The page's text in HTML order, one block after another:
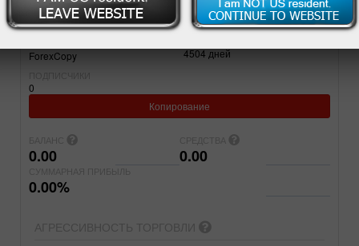
СЧЕТ
8225375 del it
ForexCopy 4504дней
0
Копирование
0.00 0.00
0.00%